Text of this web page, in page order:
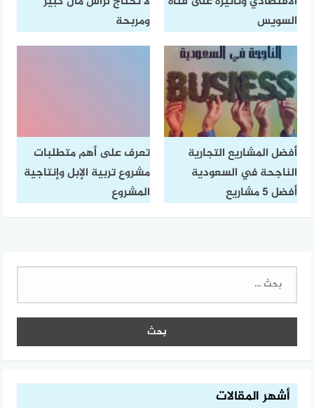
السويس
ومربحة
أفضل المشاريع التجارية
الناجحة في السعودية
أفضل 5 مشاريع
تعرف على أهم متطلبات
مشروع تربية الإبل وإنتاجية
المشروع
البحث
أشهر المقالات